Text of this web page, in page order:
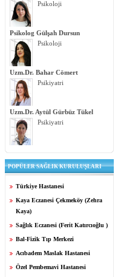
Psikoloji
Psikolog Gülşah Dursun
Psikoloji
Uzm.Dr. Bahar Cömert
Psikiyatri
Uzm.Dr. Aytül Gürbüz Tükel
Psikiyatri
POPÜLER SAĞLIK KURULUŞLARI
Türkiye Hastanesi
Kaya Eczanesi Çekmeköy (Zehra
Kaya)
Sağlık Eczanesi (Ferit Katırcıoğlu )
Bal-Fizik Tıp Merkezi
Acıbadem Maslak Hastanesi
Özel Pembemavi Hastanesi